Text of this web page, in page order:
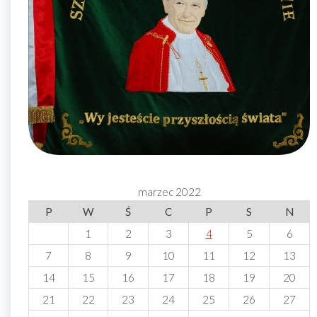
marzec 2022
P
W Ś C P S
N
1
2 3 4 5
6
7
8 9 10 11 12
13
14
15 16 17 18 19
20
21
22 23 24 25 26
27